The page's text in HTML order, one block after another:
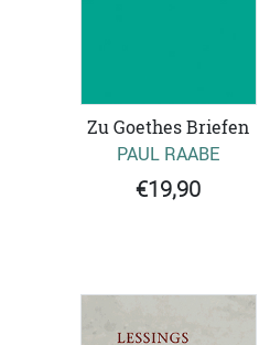
Zu Goethes Briefen
PAUL RAABE
€19,90